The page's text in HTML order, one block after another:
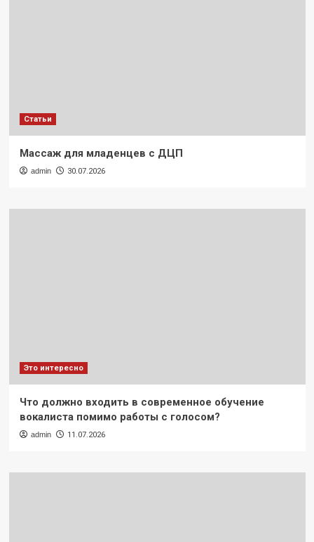
Статьи
Массаж для младенцев с ДЦП
admin 30.07.2026
Это интересно
Что должно входить в современное обучение
вокалиста помимо работы с голосом?
admin 11.07.2026